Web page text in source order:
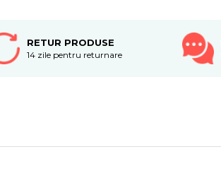
RETUR PRODUSE
14 zile pentru returnare